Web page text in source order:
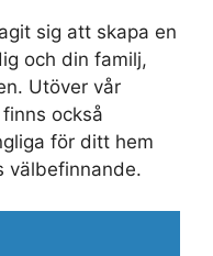
sig att skapa en
och din familj,
Utöver vår
också
för ditt hem
välbefinnande.